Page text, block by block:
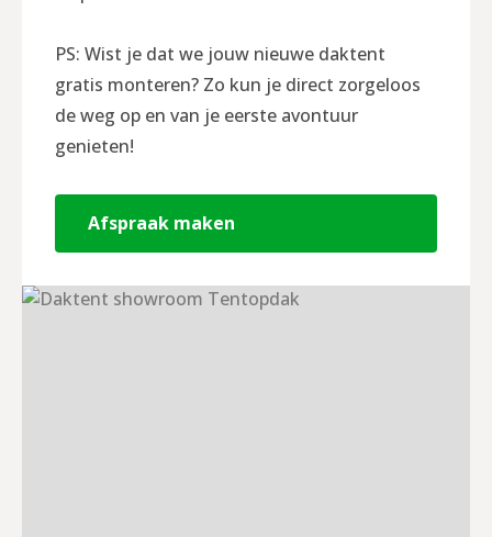
PS: Wist je dat we jouw nieuwe daktent
gratis monteren? Zo kun je direct zorgeloos
de weg op en van je eerste avontuur
genieten!
Afspraak maken